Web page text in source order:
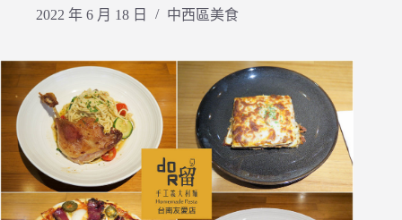
2022 年 6 月 18 日 中西區美食